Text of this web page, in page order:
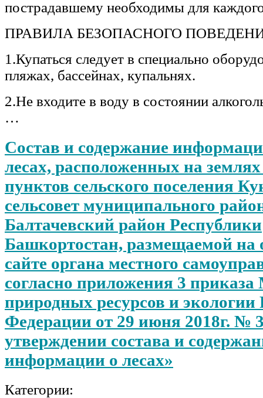
пострадавшему необходимы для
ПРАВИЛА БЕЗОПАСНОГО
1.Купаться следует в специально
пляжах, бассейнах, купальнях.
2.Не входите в воду в состоянии
…
Состав и содержание
лесах, расположенных на
пунктов сельского поселения
сельсовет муниципального
Балтачевский район Республики
Башкортостан, размещаемой
сайте органа местного
согласно приложения 3 приказа
природных ресурсов и экологии
Федерации от 29 июня 2018г. №
утверждении состава и
информации о лесах»
Категории: